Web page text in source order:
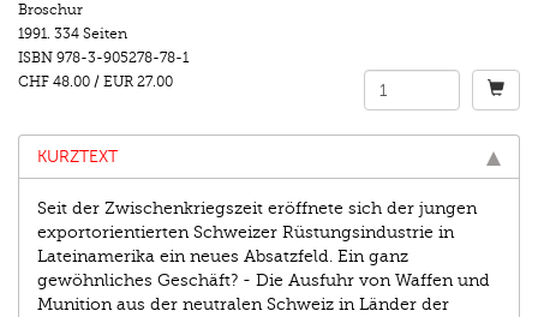
Broschur
1991. 334 Seiten
ISBN 978-3-905278-78-1
CHF 48.00 / EUR 27.00
KURZTEXT
Seit der Zwischenkriegszeit eröffnete sich der jungen
exportorientierten Schweizer Rüstungsindustrie in
Lateinamerika ein neues Absatzfeld. Ein ganz
gewöhnliches Geschäft? - Die Ausfuhr von Waffen und
Munition aus der neutralen Schweiz in Länder der